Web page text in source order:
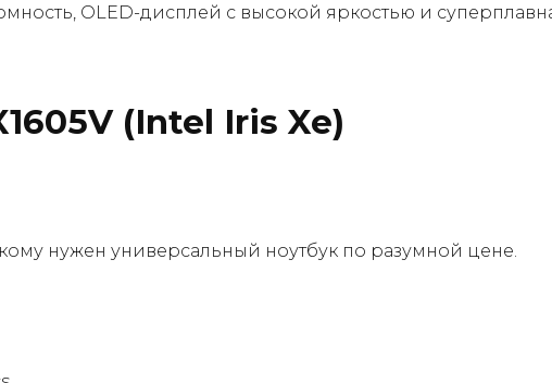
OLED-дисплей с высокой яркостью и
(Intel Iris Xe)
нужен универсальный ноутбук по разумной цене.